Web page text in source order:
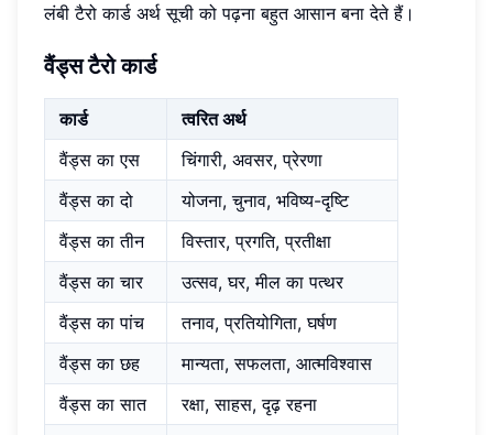
लंबी टैरो कार्ड अर्थ सूची को पढ़ना बहुत आसान बना देते हैं।
वैंड्स टैरो कार्ड
कार्ड
त्वरित अर्थ
वैंड्स का एस
चिंगारी, अवसर, प्रेरणा
वैंड्स का दो
योजना, चुनाव, भविष्य-दृष्टि
वैंड्स का तीन
विस्तार, प्रगति, प्रतीक्षा
वैंड्स का चार
उत्सव, घर, मील का पत्थर
वैंड्स का पांच
तनाव, प्रतियोगिता, घर्षण
वैंड्स का छह
मान्यता, सफलता, आत्मविश्वास
वैंड्स का सात
रक्षा, साहस, दृढ़ रहना